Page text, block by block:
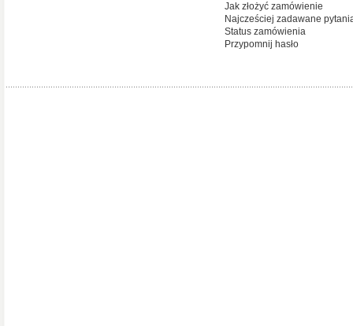
Jak złożyć zamówienie
Najcześciej zadawane
Status zamówienia
Przypomnij hasło